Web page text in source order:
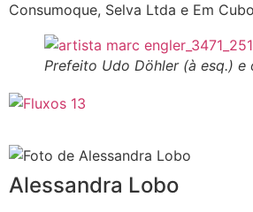
Consumoque, Selva Ltda e Em
Prefeito Udo Döhler (à esq.)
Alessandra Lobo